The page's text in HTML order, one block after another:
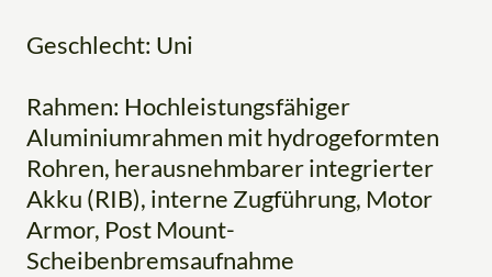
Geschlecht: Uni
Rahmen: Hochleistungsfähiger
Aluminiumrahmen mit hydrogeformten
Rohren, herausnehmbarer integrierter
Akku (RIB), interne Zugführung, Motor
Armor, Post Mount-
Scheibenbremsaufnahme